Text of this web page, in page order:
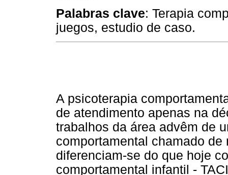
Palabras clave: Terapia
juegos, estudio de caso.
A psicoterapia
de atendimento apenas na
trabalhos da área advêm de
comportamental chamado
diferenciam-se do que hoje
comportamental infantil -